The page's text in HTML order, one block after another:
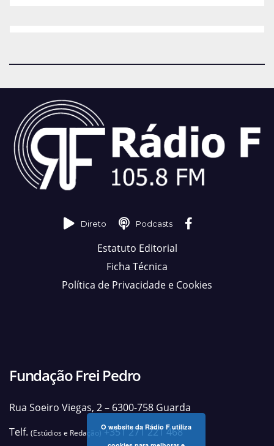
Direto Podcasts
Estatuto Editorial
Ficha Técnica
Política de Privacidade e Cookies
Fundação Frei Pedro
Rua Soeiro Viegas, 2 – 6300-758 Guarda
Telf. (Estúdios e Redação)+351 271 221 468
O website da Rádio F utiliza